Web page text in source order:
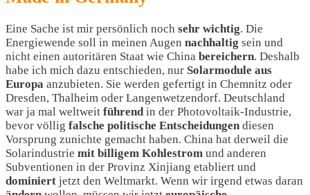
Eine Sache ist mir persönlich noch sehr wichtig. Die
Energiewende soll in meinen Augen nachhaltig sein und
nicht einen autoritären Staat wie China bereichern. Deshalb
habe ich mich dazu entschieden, nur Solarmodule aus
Europa anzubieten. Sie werden gefertigt in Chemnitz oder
Dresden, Thalheim oder Langenwetzendorf. Deutschland
war ja mal weltweit führendin der Photovoltaik-Industrie,
bevor völlig falsche politische Entscheidungen diesen
Vorsprung zunichte gemacht haben. China hat derweil die
Solarindustrie mit billigem Kohlestrom und anderen
Subventionen in der Provinz Xinjiang etabliert und
dominiert jetzt den Weltmarkt. Wenn wir irgend etwas daran